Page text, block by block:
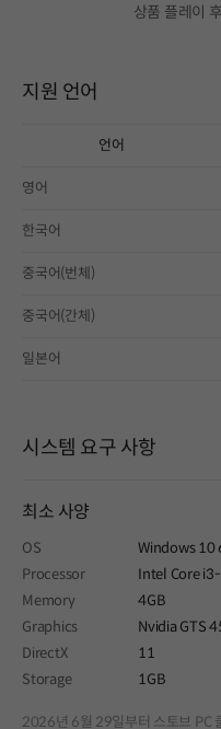
상품 플레이
지원 언어
언어
영어
한국어
중국어(번체)
중국어(간체)
일본어
시스템 요구 사항
최소 사양
OS
Windows 10
Processor
Intel Core
Memory
4GB
Graphics
Nvidia GTS
DirectX
11
Storage
1GB
2026년 6월 29일부터 스토브 PC